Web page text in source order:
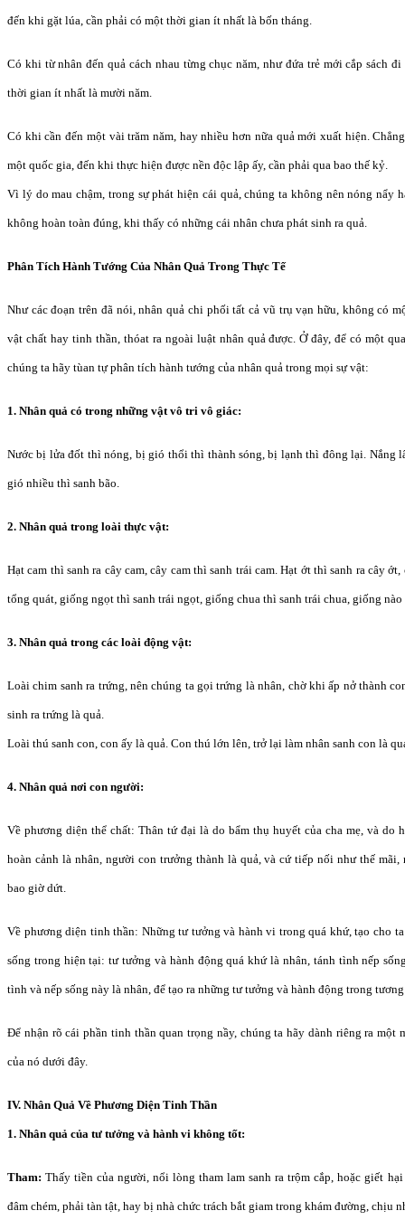
đến khi gặt lúa, cần phải có một thời gian ít nhất là bốn tháng.
Có khi từ nhân đến quả cách nhau từng chục năm, như đứa trẻ mới cắp sách
thời gian ít nhất là mười năm.
Có khi cần đến một vài trăm năm, hay nhiều hơn nữa quả mới xuất hiện.
một quốc gia, đến khi thực hiện được nền độc lập ấy, cần phải qua bao thế kỷ.
Vì lý do mau chậm, trong sự phát hiện cái quả, chúng ta không nên nóng nẩy
không hoàn toàn đúng, khi thấy có những cái nhân chưa phát sinh ra quả.
Phân Tích Hành Tướng Của Nhân Quả Trong Thực Tế
Như các đoạn trên đã nói, nhân quả chi phối tất cả vũ trụ vạn hữu, không có
vật chất hay tinh thần, thóat ra ngoài luật nhân quả được. Ở đây, để có một
chúng ta hãy tùan tự phân tích hành tướng của nhân quả trong mọi sự vật:
1. Nhân quả có trong những vật vô tri vô giác:
Nước bị lửa đốt thì nóng, bị gió thổi thì thành sóng, bị lạnh thì đông lại. Nắng
gió nhiều thì sanh bão.
2. Nhân quả trong loài thực vật:
Hạt cam thì sanh ra cây cam, cây cam thì sanh trái cam. Hạt ớt thì sanh ra cây
tổng quát, giống ngọt thì sanh trái ngọt, giống chua thì sanh trái chua, giống nào
3. Nhân quả trong các loài động vật:
Loài chim sanh ra trứng, nên chúng ta gọi trứng là nhân, chờ khi ấp nở thành
sinh ra trứng là quả.
Loài thú sanh con, con ấy là quả. Con thú lớn lên, trở lại làm nhân sanh con là
4. Nhân quả nơi con người:
Về phương diện thể chất: Thân tứ đại là do bẩm thụ huyết của cha mẹ, và do
hoàn cảnh là nhân, người con trưởng thành là quả, và cứ tiếp nối như thế mãi,
bao giờ dứt.
Về phương diện tinh thần: Những tư tưởng và hành vi trong quá khứ, tạo cho
sống trong hiện tại: tư tưởng và hành động quá khứ là nhân, tánh tình nếp
tình và nếp sống này là nhân, để tạo ra những tư tưởng và hành động trong
Ðể nhận rõ cái phần tinh thần quan trọng nầy, chúng ta hãy dành riêng ra một
của nó dưới đây.
IV. Nhân Quả Về Phương Diện Tinh Thần
1. Nhân quả của tư tưởng và hành vi không tốt:
Tham: Thấy tiền của người, nổi lòng tham lam sanh ra trộm cắp, hoặc giết
đâm chém, phải tàn tật, hay bị nhà chức trách bắt giam trong khám đường, chịu